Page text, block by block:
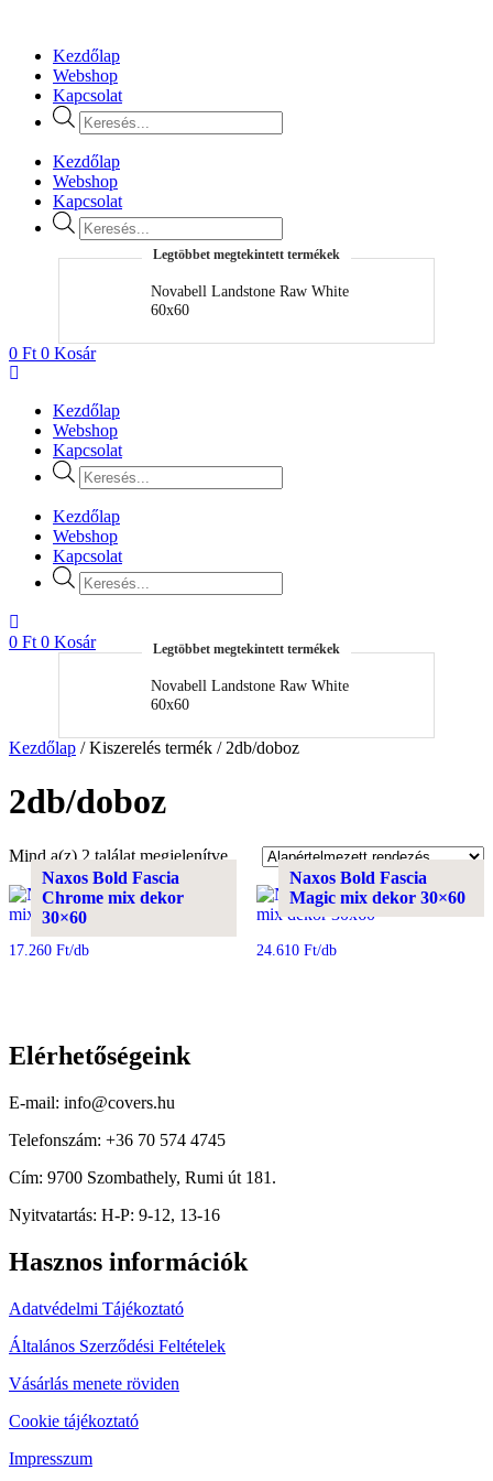
tartalomhozKezdőlap
Webshop
Kapcsolat
Products
search
Kezdőlap
Webshop
Kapcsolat
Products
search
Legtöbbet megtekintett termékek
Novabell Landstone Raw White
60x60
0 Ft 0 Kosár
Kezdőlap
Webshop
Kapcsolat
Products
search
Kezdőlap
Webshop
Kapcsolat
Products
search
0 Ft 0 Kosár Legtöbbet megtekintett termékek
Novabell Landstone Raw White
60x60
Kezdőlap / Kiszerelés termék / 2db/doboz
2db/doboz
Mind a(z) 2 találat megjelenítve
Naxos Bold Fascia
Chrome mix dekor
30×60
17.260 Ft/db
Naxos Bold Fascia
Magic mix dekor 30×60
24.610 Ft/db
Elérhetőségeink
E-mail: info@covers.hu
Telefonszám: +36 70 574 4745
Cím: 9700 Szombathely, Rumi út 181.
Nyitvatartás: H-P: 9-12, 13-16
Hasznos információk
Adatvédelmi Tájékoztató
Általános Szerződési Feltételek
Vásárlás menete röviden
Cookie tájékoztató
Impresszum